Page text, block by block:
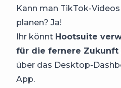
Kann man TikTok-
planen? Ja!
Ihr könnt Hootsuite
für die fernere Zukunft
über das Desktop-
App.